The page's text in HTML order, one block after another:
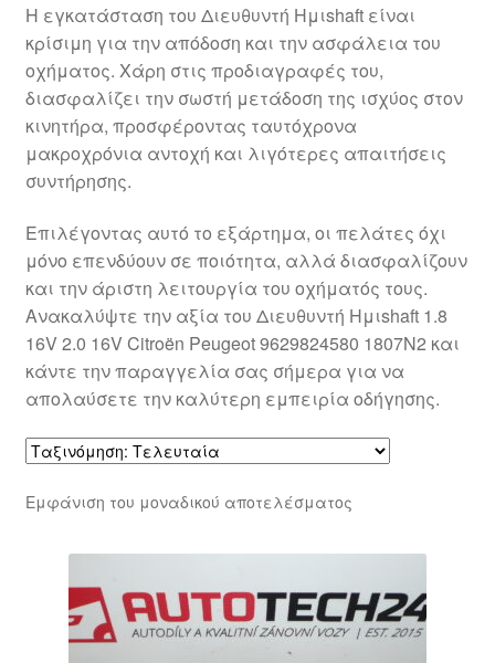
Παγκόσμια αποστολή
Παράπονα
πληρωμές
Σχετικά με εμάς
Η εγκατάσταση του Διευθυντή Ημιshaft είναι
κρίσιμη για την απόδοση και την ασφάλεια του
οχήματος. Χάρη στις προδιαγραφές του,
διασφαλίζει την σωστή μετάδοση της ισχύος στον
κινητήρα, προσφέροντας ταυτόχρονα
μακροχρόνια αντοχή και λιγότερες απαιτήσεις
συντήρησης.
Επιλέγοντας αυτό το εξάρτημα, οι πελάτες όχι
μόνο επενδύουν σε ποιότητα, αλλά διασφαλίζουν
και την άριστη λειτουργία του οχήματός τους.
Ανακαλύψτε την αξία του Διευθυντή Ημιshaft 1.8
16V 2.0 16V Citroën Peugeot 9629824580 1807N2 και
κάντε την παραγγελία σας σήμερα για να
απολαύσετε την καλύτερη εμπειρία οδήγησης.
Εμφάνιση του μοναδικού αποτελέσματος